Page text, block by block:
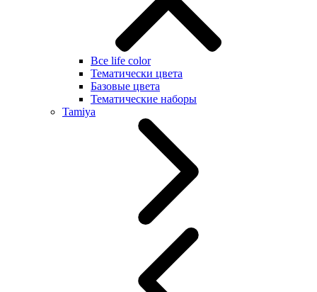
Все life color
Тематически цвета
Базовые цвета
Тематические наборы
Tamiya